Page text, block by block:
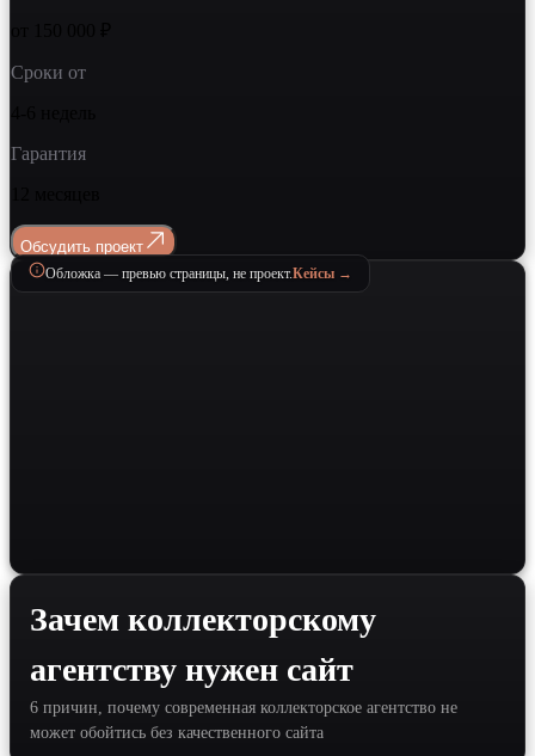
Сроки от
Гарантия
Обсудить проект
Обложка — превью страницы, не проект.Кейсы →
Зачем коллекторскому
агентству нужен сайт
6 причин, почему современная коллекторское агентство не
может обойтись без качественного сайта